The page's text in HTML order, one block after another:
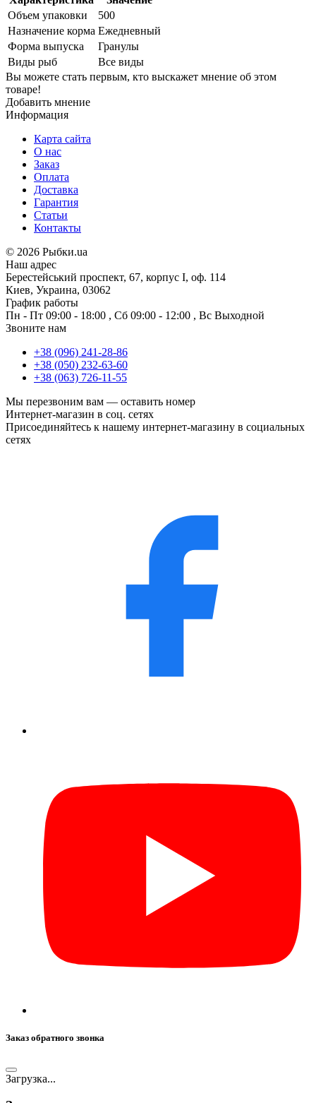
Объем упаковки
500
Назначение корма Ежедневный
Форма выпуска
Гранулы
Виды рыб
Все виды
Вы можете стать первым, кто выскажет мнение об этом
товаре!
Добавить мнение
Информация
Карта сайта
О нас
Заказ
Оплата
Доставка
Гарантия
Статьи
Контакты
© 2026 Рыбки.ua
Наш адрес
Берестейський проспект, 67, корпус I, оф. 114
Киев, Украина, 03062
График работы
Пн - Пт 09:00 - 18:00 , Сб 09:00 - 12:00 , Вс Выходной
Звоните нам
+38 (096) 241-28-86
+38 (050) 232-63-60
+38 (063) 726-11-55
Мы перезвоним вам — оставить номер
Интернет-магазин в соц. сетях
Присоединяйтесь к нашему интернет-магазину в социальных
сетях
Заказ обратного звонка
Загрузка...